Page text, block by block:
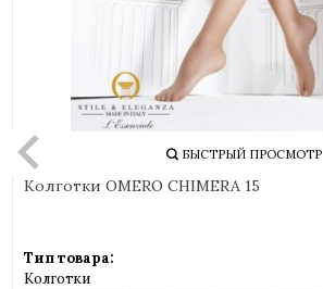
БЫСТРЫЙ ПРОСМОТР
Колготки OMERO CHIMERA 15
Тип товара:
Колготки